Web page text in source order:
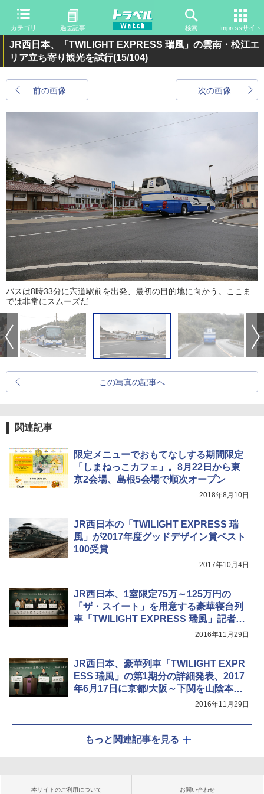
カテゴリ 過去記事 検索 Impressサイト
JR西日本、「TWILIGHT EXPRESS 瑞風」の雲南・松江エ
リア立ち寄り観光を試行(15/104)
前の画像 次の画像
バスは8時33分に宍道駅前を出発、最初の目的地に向かう。ここま
では非常にスムーズだ
この写真の記事へ
関連記事
限定メニューでおもてなしする期間限定
「しまねっこカフェ」。8月22日から東
京2会場、島根5会場で順次オープン
2018年8月10日
JR西日本の「TWILIGHT EXPRESS 瑞
風」が2017年度グッドデザイン賞ベスト
100受賞
2017年10月4日
JR西日本、1室限定75万～125万円の
「ザ・スイート」を用意する豪華寝台列
車「TWILIGHT EXPRESS 瑞風」記者会
2016年11月29日
JR西日本、豪華列車「TWILIGHT EXPR
ESS 瑞風」の第1期分の詳細発表、2017
年6月17日に京都/大阪～下関を山陰本線
2016年11月29日
もっと関連記事を見る
本サイトのご利用について お問い合わせ